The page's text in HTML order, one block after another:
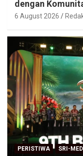
dengan
6 August 2026
PERISTIWA SRI-